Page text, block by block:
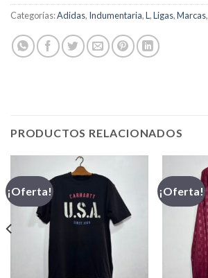
Categorías:Adidas, Indumentaria,L ,Ligas,Marcas,
PRODUCTOS RELACIONADOS
¡Oferta! ¡Oferta!